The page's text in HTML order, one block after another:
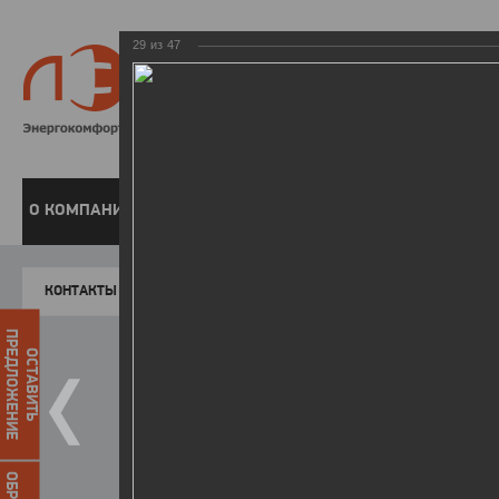
8 800
О КОМПАНИИ
КОНТАКТЫ
ОСТАВИТЬ
ПРЕДЛОЖЕНИЕ
29 из 47